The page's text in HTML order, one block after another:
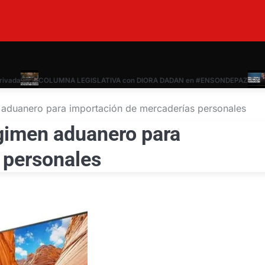
COLUMNA LEGISLATIVA con DIORA DADAN en #ENSONDEPAZ
para importación de mercaderías personales
aduanero para